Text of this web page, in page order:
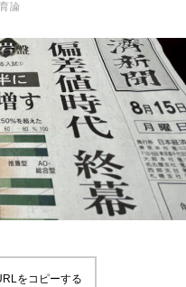
論
をコピーする